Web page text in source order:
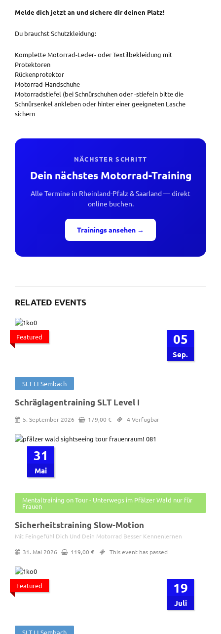
Melde dich jetzt an und sichere dir deinen Platz!
Du brauchst Schutzkleidung:
Komplette Motorrad-Leder- oder Textilbekleidung mit
Protektoren
Rückenprotektor
Motorrad-Handschuhe
Motorradstiefel (bei Schnürschuhen oder -stiefeln bitte die
Schnürsenkel ankleben oder hinter einer geeigneten Lasche
sichern
NÄCHSTER SCHRITT
Dein nächstes Motorrad-Training
Alle Termine in Rheinland-Pfalz & Saarland — direkt
online buchen.
Trainings ansehen →
RELATED EVENTS
05
Sep.
Featured
SLT LI Sembach
Schräglagentraining SLT Level I
5. September 2026 179,00 € 4 Verfügbar
31
Mai
Mentaltraining on Tour - Unterwegs im Pfälzer Wald nur für
Frauen
Sicherheitstraining Slow-Motion
Mit Feingefühl Dich Und Dein Motorrad Besser Kennenlernen
31. Mai 2026
119,00 € This event has passed
19
Juli
Featured
SLT LI Sembach